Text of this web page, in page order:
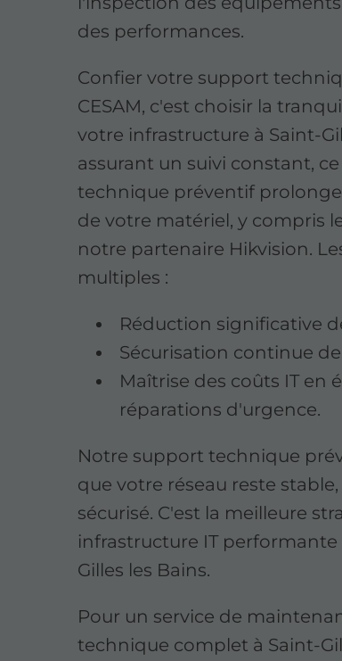
des performances.
Confier votre support
CESAM, c'est choisir la
votre infrastructure à Saint-
assurant un suivi constant,
technique préventif
de votre matériel, y compris
notre partenaire Hikvision.
multiples :
Réduction significative
Sécurisation continue
Maîtrise des coûts IT en
réparations d'urgence.
Notre support technique
que votre réseau reste
sécurisé. C'est la meilleure
infrastructure IT performante
Gilles les Bains.
Pour un service de
technique complet à Saint-